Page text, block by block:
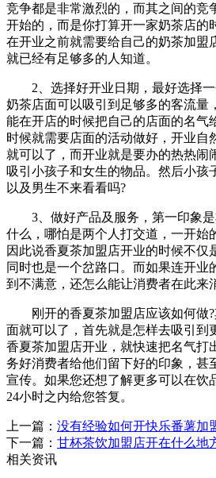
竞争都是非常激烈的，而其之间的竞
开始的，而是你打算开一家奶茶店的
在开业之前就需要给自己的奶茶加盟
就已经有足够多的人知道。
2、选择好开业日期，最好选择一
奶茶店面可以吸引到足够多的客流量
能在开店的时候把自己的店面的名气
时候就需要店面的活动做好，开业自
就可以了，而开业就是要办的热热闹
吸引小孩子和女生的物品。然后小孩
以及男生不来看看吗?
3、做好产品及服务，第一印象是
什么，哪怕是两个人打交道，一开始
因此说香夏茶加盟店开业的时候不仅
同时也是一个岔路口。而如果连开业
到不满意，还怎么能让消费者在此来
刚开的香夏茶加盟店应该如何做?
面就可以了，首先就是怎样去吸引到
香夏茶加盟店开业，就快速把名气打
务好消费者给他们留下好的印象，甚
宣传。如果您还想了解更多可以在饮
24小时之内给您答复。
上一篇： 没有经验如何开快乐番薯加
下一篇： 甘杯茶饮加盟店开在什么地
相关资讯